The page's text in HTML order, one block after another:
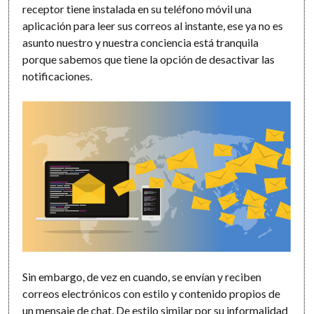
receptor tiene instalada en su teléfono móvil una
aplicación para leer sus correos al instante, ese ya no es
asunto nuestro y nuestra conciencia está tranquila
porque sabemos que tiene la opción de desactivar las
notificaciones.
Sin embargo, de vez en cuando, se envían y reciben
correos electrónicos con estilo y contenido propios de
un mensaje de chat. De estilo similar por su informalidad